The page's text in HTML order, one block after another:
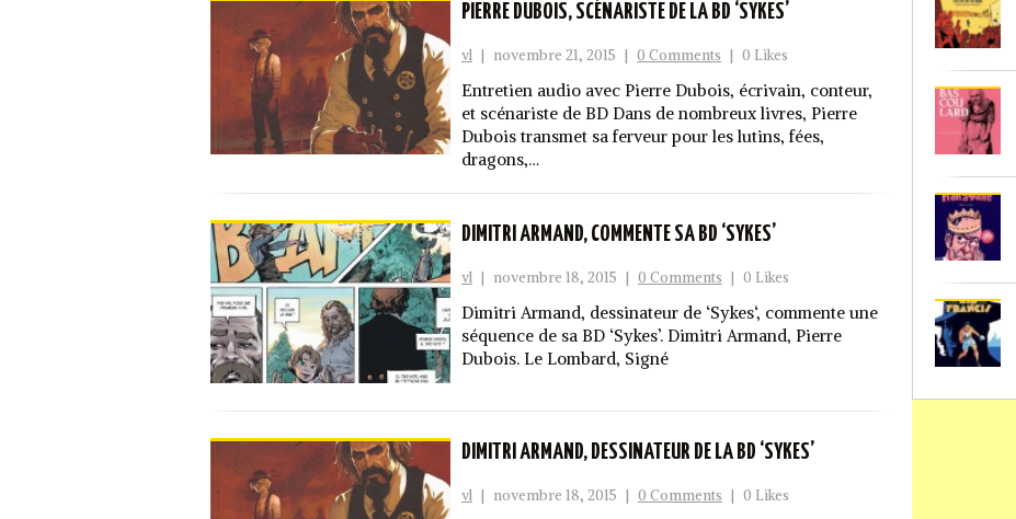
PIERRE DUBOIS, SCÉNARISTE DE LA BD ‘SYKES’
vl | novembre 21, 2015 | 0 Comments | 0 Likes
Entretien audio avec Pierre Dubois, écrivain, conteur,
et scénariste de BD Dans de nombreux livres, Pierre
Dubois transmet sa ferveur pour les lutins, fées,
dragons,…
DIMITRI ARMAND, COMMENTE SA BD ‘SYKES’
vl | novembre 18, 2015 | 0 Comments | 0 Likes
Dimitri Armand, dessinateur de ‘Sykes‘, commente une
séquence de sa BD ‘Sykes’. Dimitri Armand, Pierre
Dubois. Le Lombard, Signé
DIMITRI ARMAND, DESSINATEUR DE LA BD ‘SYKES’
vl | novembre 18, 2015 | 0 Comments | 0 Likes